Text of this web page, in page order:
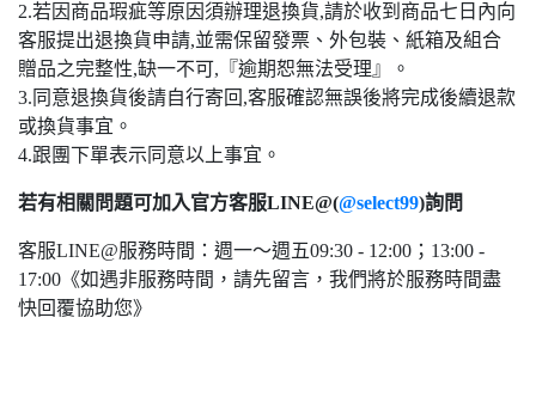
2.若因商品瑕疵等原因須辦理退換貨,請於收到商品七日內向
客服提出退換貨申請,並需保留發票、外包裝、紙箱及組合
贈品之完整性,缺一不可,『逾期恕無法受理』。
3.同意退換貨後請自行寄回,客服確認無誤後將完成後續退款
或換貨事宜。
4.跟團下單表示同意以上事宜。
若有相關問題可加入官方客服LINE@(@select99)詢問
客服LINE@服務時間：週一～週五09:30 - 12:00；13:00 -
17:00《如遇非服務時間，請先留言，我們將於服務時間盡
快回覆協助您》